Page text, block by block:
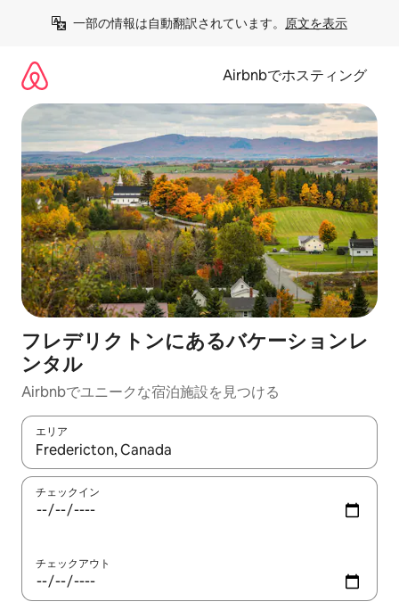
一部の情報は自動翻訳されています。 原文を表示
Airbnbでホスティング
フレデリクトンにあるバケーションレ
ンタル
Airbnbでユニークな宿泊施設を見つける
エリア
検索結果が表示されたら、上下の矢印キーを使って移動するか
チェックイン
チェックアウト